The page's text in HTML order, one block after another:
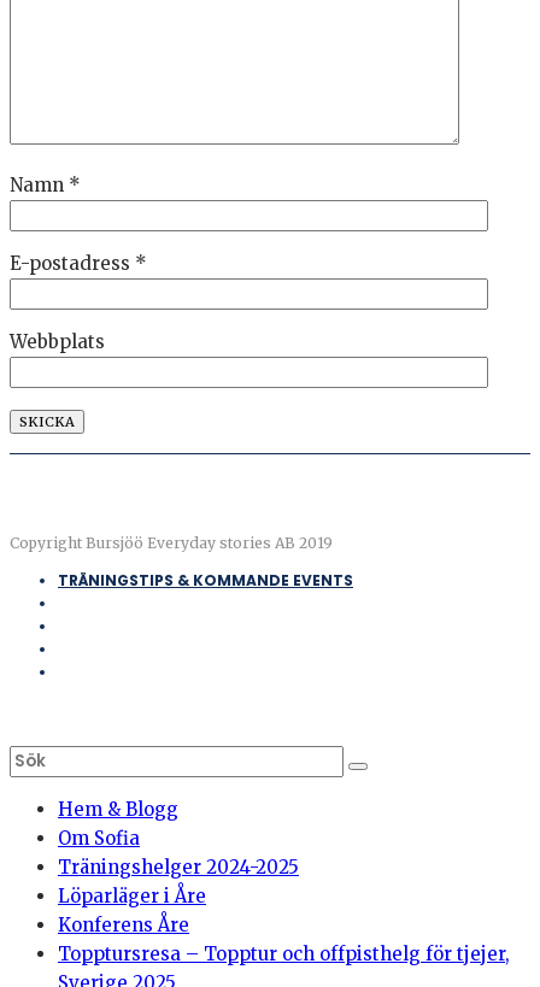
Namn *
E-postadress *
Webbplats
Copyright Bursjöö Everyday stories AB 2019
TRÄNINGSTIPS & KOMMANDE EVENTS
Hem & Blogg
Om Sofia
Träningshelger 2024-2025
Löparläger i Åre
Konferens Åre
Topptursresa – Topptur och offpisthelg för tjejer,